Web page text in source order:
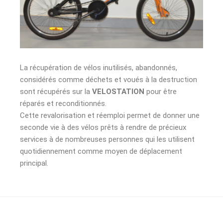
La récupération de vélos inutilisés, abandonnés,
considérés comme déchets et voués à la destruction
sont récupérés sur la VELOSTATION pour être
réparés et reconditionnés.
Cette revalorisation et réemploi permet de donner une
seconde vie à des vélos prêts à rendre de précieux
services à de nombreuses personnes qui les utilisent
quotidiennement comme moyen de déplacement
principal.